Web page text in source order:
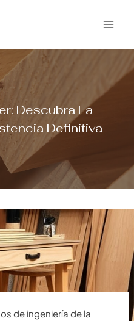
Descubra La
Definitiva
de ingeniería de la